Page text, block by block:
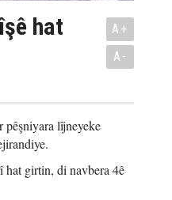
hat
A+
A-
pêşniyara lîjneyeke
hat girtin, di navbera 4ê